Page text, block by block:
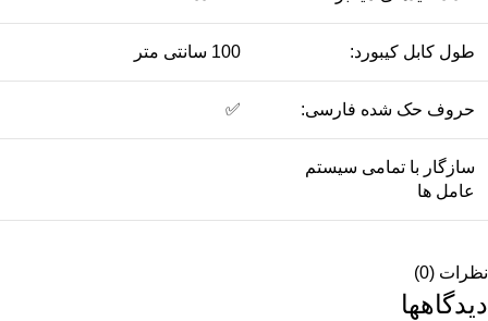
طول کابل کیبورد: 100 سانتی متر
حروف حک شده فارسی: ✅
سازگار با تمامی سیستم
عامل ها
نظرات (0)
دیدگاهها